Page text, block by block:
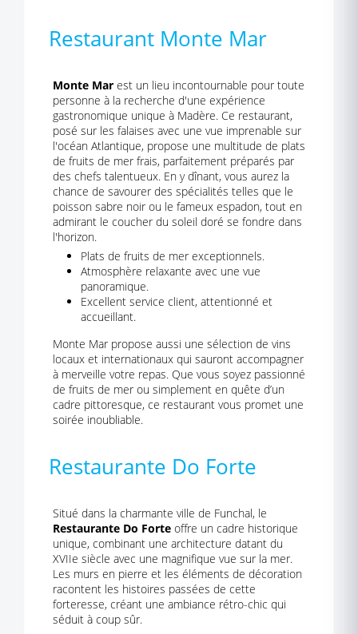
Restaurant Monte Mar
Monte Mar est un lieu incontournable pour toute
personne à la recherche d'une expérience
gastronomique unique à Madère. Ce restaurant,
posé sur les falaises avec une vue imprenable sur
l'océan Atlantique, propose une multitude de plats
de fruits de mer frais, parfaitement préparés par
des chefs talentueux. En y dînant, vous aurez la
chance de savourer des spécialités telles que le
poisson sabre noir ou le fameux espadon, tout en
admirant le coucher du soleil doré se fondre dans
l'horizon.
Plats de fruits de mer exceptionnels.
Atmosphère relaxante avec une vue
panoramique.
Excellent service client, attentionné et
accueillant.
Monte Mar propose aussi une sélection de vins
locaux et internationaux qui sauront accompagner
à merveille votre repas. Que vous soyez passionné
de fruits de mer ou simplement en quête d’un
cadre pittoresque, ce restaurant vous promet une
soirée inoubliable.
Restaurante Do Forte
Situé dans la charmante ville de Funchal, le
Restaurante Do Forte offre un cadre historique
unique, combinant une architecture datant du
XVIIe siècle avec une magnifique vue sur la mer.
Les murs en pierre et les éléments de décoration
racontent les histoires passées de cette
forteresse, créant une ambiance rétro-chic qui
séduit à coup sûr.